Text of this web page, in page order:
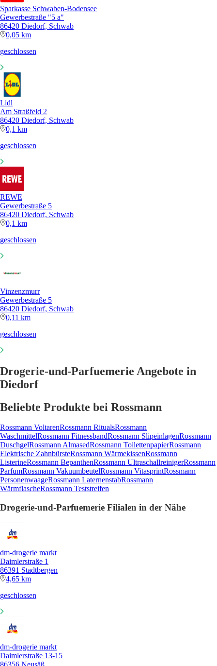
Sparkasse Schwaben-Bodensee
Gewerbestraße "5 a"
86420 Diedorf, Schwab
0,05 km
geschlossen
Lidl
Am Straßfeld 2
86420 Diedorf, Schwab
0,1 km
geschlossen
REWE
Gewerbestraße 5
86420 Diedorf, Schwab
0,1 km
geschlossen
Vinzenzmurr
Gewerbestraße 5
86420 Diedorf, Schwab
0,11 km
geschlossen
Drogerie-und-Parfuemerie Angebote in
Diedorf
Beliebte Produkte bei Rossmann
Rossmann VoltarenRossmann RitualsRossmann
WaschmittelRossmann FitnessbandRossmann SlipeinlagenRossmann
DuschgelRossmann AlmasedRossmann ToilettenpapierRossmann
Elektrische ZahnbürsteRossmann WärmekissenRossmann
ListerineRossmann BepanthenRossmann UltraschallreinigerRossmann
ParfumRossmann VakuumbeutelRossmann VitasprintRossmann
PersonenwaageRossmann LaternenstabRossmann
WärmflascheRossmann Teststreifen
Drogerie-und-Parfuemerie Filialen in der Nähe
dm-drogerie markt
Daimlerstraße 1
86391 Stadtbergen
4,65 km
geschlossen
dm-drogerie markt
Daimlerstraße 13-15
86356 Neusäß